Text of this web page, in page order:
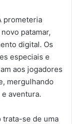
prometeria
patamar,
digital. Os
especiais e
aos jogadores
mergulhando
aventura.
trata-se de uma